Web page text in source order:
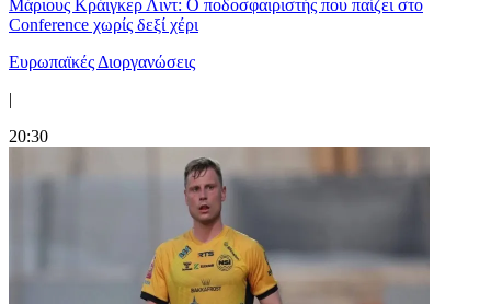
Μάριους Κράιγκερ Λιντ: Ο ποδοσφαιριστής που παίζει στο
Conference χωρίς δεξί χέρι
Ευρωπαϊκές Διοργανώσεις
|
20:30